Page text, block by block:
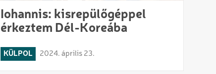
Iohannis: kisrepülőgéppel
érkeztem Dél-Koreába
KÜLPOL 2024. április 23.